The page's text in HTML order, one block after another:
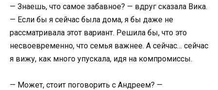
— Знаешь, что самое забавное? — вдруг сказала Вика.
— Если бы я сейчас была дома, я бы даже не
рассматривала этот вариант. Решила бы, что это
несвоевременно, что семья важнее. А сейчас… сейчас
я вижу, как много упускала, идя на компромиссы.
— Может, стоит поговорить с Андреем? —